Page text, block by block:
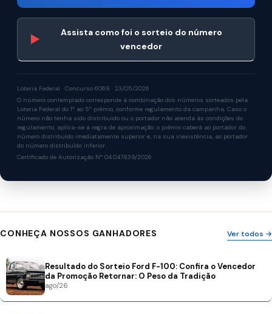
▶
Assista como foi o sorteio do número
vencedor
Loteria Federal · Concurso 6068 · 23/05/2026
O número contemplado corresponde à combinação dos números sorteados pela
Loteria Federal do 1º ao 5º prêmio, conforme regulamento da campanha. Caso o
número não tenha sido distribuído ou o portador não atenda às condições do
regulamento, aplica-se a regra de aproximação: o prêmio caberá ao portador do
número distribuído imediatamente superior e, na sua inexistência, ao portador
do número distribuído inferior.
Certificado de Autorização Nº 04.047839/2026
CONHEÇA NOSSOS GANHADORES Ver todos →
Resultado do Sorteio Ford F-100: Confira o Vencedor
da Promoção Retornar: O Peso da Tradição
ago/26